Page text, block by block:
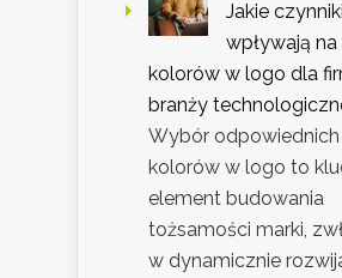
Jakie czynniki
wpływają
kolorów w logo dla
branży
Wybór odpowiednich
kolorów w logo to
element budowania
tożsamości marki,
w dynamicznie